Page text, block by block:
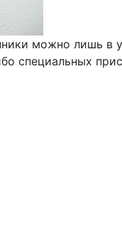
можно лишь в
специальных